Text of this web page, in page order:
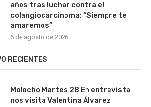
años tras luchar contra el
colangiocarcinoma: “Siempre te
amaremos”
6 de agosto de 2026
RECIENTES
Molocho Martes 28 En entrevista
nos visita Valentina Álvarez